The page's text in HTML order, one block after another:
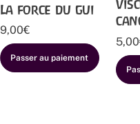
La force du gui
9,00€
Passer au paiement
5,00